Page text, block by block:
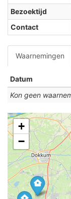
Bezoektijd
Contact
Waarnemingen
Datum
Kon geen
+
−